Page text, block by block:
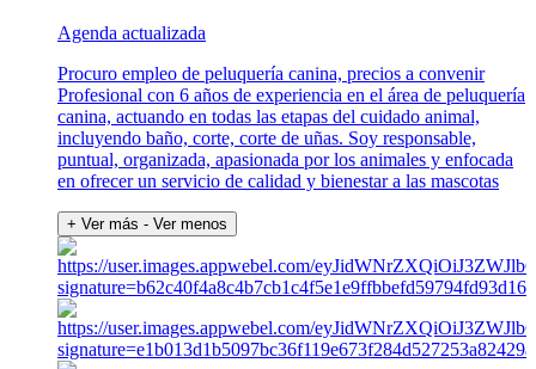
Agenda actualizada
Procuro empleo de peluquería canina, precios a convenir
Profesional con 6 años de experiencia en el área de peluquería
canina, actuando en todas las etapas del cuidado animal,
incluyendo baño, corte, corte de uñas. Soy responsable,
puntual, organizada, apasionada por los animales y enfocada
en ofrecer un servicio de calidad y bienestar a las mascotas
+ Ver más - Ver menos